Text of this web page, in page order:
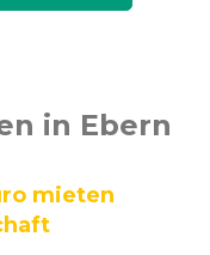
in Ebern
mieten